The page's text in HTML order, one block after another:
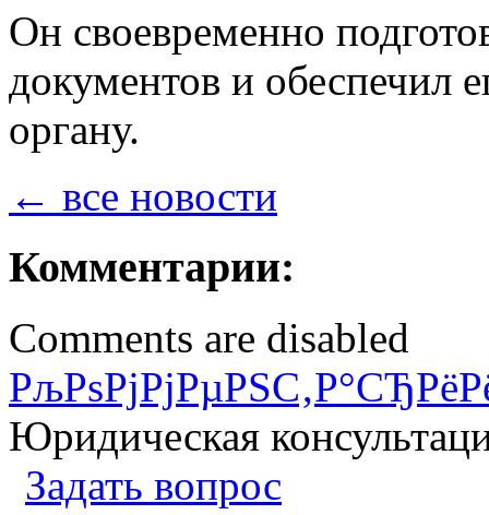
Он своевременно
документов и обеспечил
органу.
← все новости
Комментарии:
Comments are disabled
Юридическая
Задать вопрос